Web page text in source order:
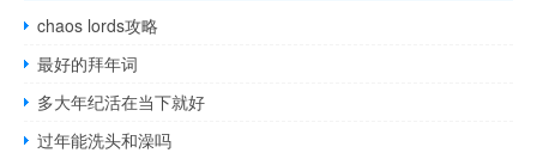
chaos lords攻略
最好的拜年词
多大年纪活在当下就好
过年能洗头和澡吗